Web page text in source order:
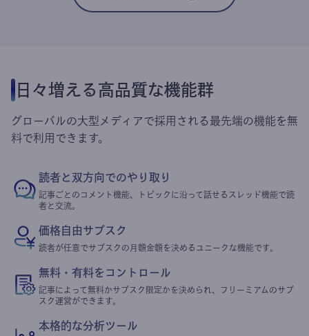
日々増える高品質な機能群
グローバルの大型メディアで採用される最先端の機能を無
料で利用できます。
読者と双方向でのやり取り
記事ごとのコメント機能、トピックに沿って話せるスレッド機能で読
者と交流。
価格自由サブスク
読者が任意でサブスクの月額金額を決めるユニークな機能です。
無料・有料をコントロール
記事によって無料かサブスク限定かを決められ、フリーミアムのサブ
スク運営ができます。
本格的な分析ツール